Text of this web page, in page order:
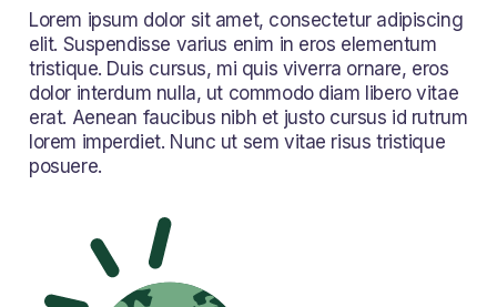
Lorem ipsum dolor sit amet, consectetur adipiscing
elit. Suspendisse varius enim in eros elementum
tristique. Duis cursus, mi quis viverra ornare, eros
dolor interdum nulla, ut commodo diam libero vitae
erat. Aenean faucibus nibh et justo cursus id rutrum
lorem imperdiet. Nunc ut sem vitae risus tristique
posuere.